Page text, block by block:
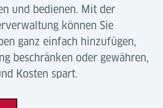
und bedienen. Mit der
können Sie
ganz einfach hinzufügen,
beschränken oder gewähren,
Kosten spart.